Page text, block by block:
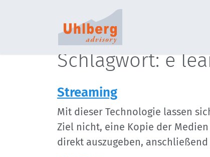
Schlagwort: e
Streaming
Mit dieser Technologie lassen
Ziel nicht, eine Kopie der
direkt auszugeben,